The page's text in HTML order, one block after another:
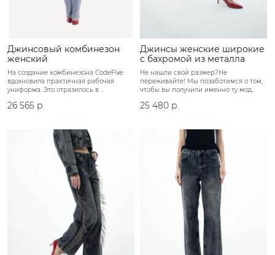
Джинсовый комбинезон
женский
На создание комбинезона CodeFive
вдохновила практичная рабочая
униформа. Это отразилось в ..
26 565 р.
Джинсы женские широкие
с бахромой из металла
Не нашли свой размер?Не
переживайте! Мы позаботимся о том,
чтобы вы получили именно ту мод..
25 480 р.